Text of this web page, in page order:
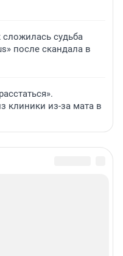
сложилась судьба
после скандала в
клиники из-за мата в